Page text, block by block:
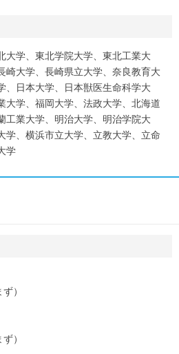
大学、東北学院大学、東北工業大
崎大学、長崎県立大学、奈良教育大
、日本大学、日本獣医生命科学大
大学、福岡大学、法政大学、北海道
工業大学、明治大学、明治学院大
学、横浜市立大学、立教大学、立命
学
）
）